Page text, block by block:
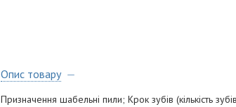
Опис товару
Призначення шабельні пили; Крок зубів (кількість